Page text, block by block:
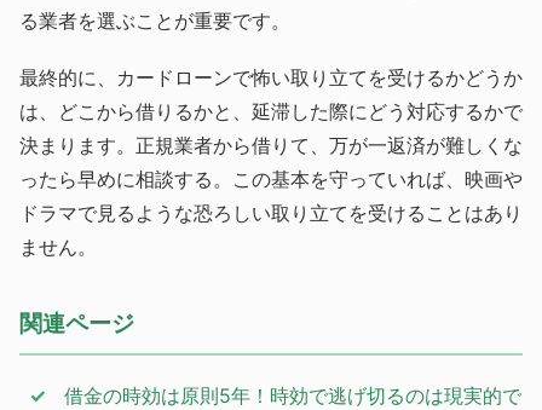
る業者を選ぶことが重要です。
最終的に、カードローンで怖い取り立てを受けるかどうか
は、どこから借りるかと、延滞した際にどう対応するかで
決まります。正規業者から借りて、万が一返済が難しくな
ったら早めに相談する。この基本を守っていれば、映画や
ドラマで見るような恐ろしい取り立てを受けることはあり
ません。
関連ページ
借金の時効は原則5年！時効で逃げ切るのは現実的で